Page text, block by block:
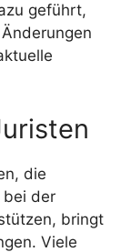
geführt,
die
bei der
bringt
Viele